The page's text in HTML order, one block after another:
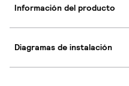
Información del producto
Diagramas de instalación